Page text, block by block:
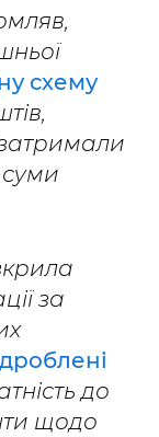
схему
суми
за
до
щодо